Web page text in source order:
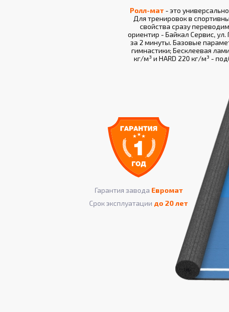
Ролл-мат- это
Для тренировок в
свойства сразу
ориентир - Байкал Сервис,
за 2 минуты. Базовые
гимнастики; Бесклеевая
кг/м³ и HARD 220 кг/м³ -
Гарантия завода Евромат
Срок эксплуатации до 20 лет